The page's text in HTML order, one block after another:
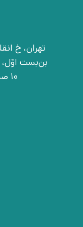
10 صبح الی 15 (3 بعد از ظهر) - قبل از تشریف آوردن تماس بگیرید